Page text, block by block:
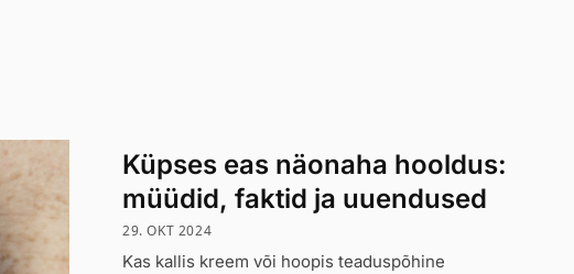
Küpses eas näonaha hooldus:
müüdid, faktid ja uuendused
29. OKT 2024
Kas kallis kreem või hoopis teaduspõhine